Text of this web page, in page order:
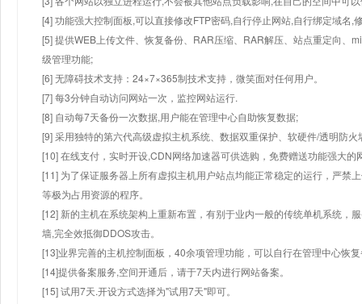
[4] 功能强大控制面板,可以直接修改FTP密码,自行停止网站,自行绑定域名,
[5] 提供WEB上传文件、恢复备份、RAR压缩、RAR解压、站点重定向、
级管理功能;
[6] 无障碍技术支持：24×7×365制技术支持，微笑面对任何用户。
[7] 每3分钟自动访问网站一次，监控网站运行.
[8] 自动每7天备份一次数据,用户能在管理中心自助恢复数据;
[9] 采用独特的第六代高级虚拟主机系统、数据双重保护、软硬件/透明防火
[10] 在线支付，实时开设,CDN网络加速器可供选购，免费赠送功能强大
[11] 为了保证服务器上所有虚拟主机用户站点均能正常稳定的运行，严禁
等极为占用资源的程序。
[12] 新的主机在系统架构上重新布置，有别于业内一般的传统单机系统，
墙,完全效抵御DDOS攻击。
[13]业界完善的主机控制面板，40余项管理功能，可以自行在管理中心恢
[14]提供备案服务,空间开通后，请于7天内进行网站备案。
[15] 试用7天.开设方式选择为"试用7天"即可。